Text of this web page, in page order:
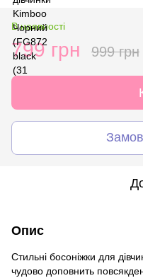
В наявності
799 грн 999 грн
Опис
Стильні босоніжки для
чудово доповнить